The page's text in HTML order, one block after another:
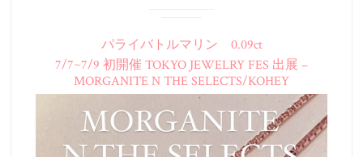
パライバトルマリン 0.09ct
7/7~7/9 初開催 TOKYO JEWELRY FES 出展 –
MORGANITE N THE SELECTS/KOHEY